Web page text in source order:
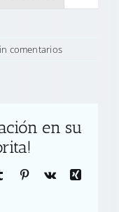
comentarios
en su
Tumblr Pinterest
Vk
Xing